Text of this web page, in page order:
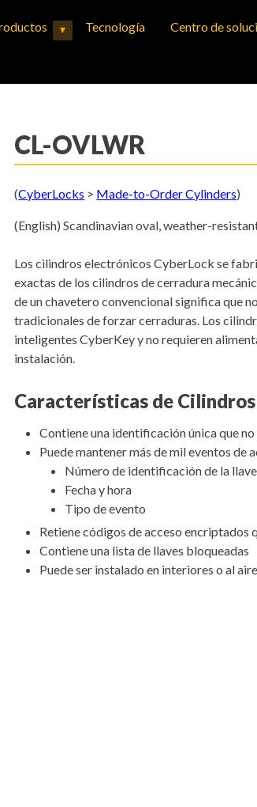
▾Expand child menuTecnología Centro de
CL-OVLWR
(CyberLocks > Made-to-Order Cylinders)
(English) Scandinavian oval, weather-
Los cilindros electrónicos CyberLock se
exactas de los cilindros de cerradura
de un chavetero convencional significa que
tradicionales de forzar cerraduras. Los
inteligentes CyberKey y no requieren
instalación.
Características de
Contiene una identificación única que
Puede mantener más de mil eventos de
Número de identificación de la llave
Fecha y hora
Tipo de evento
Retiene códigos de acceso encriptados
Contiene una lista de llaves bloqueadas
Puede ser instalado en interiores o al